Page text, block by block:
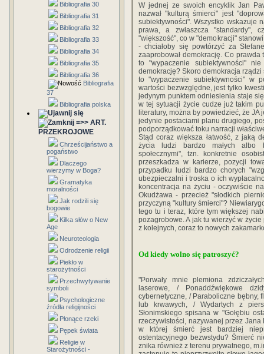
Bibliografia 30
Bibliografia 31
Bibliografia 32
Bibliografia 33
Bibliografia 34
Bibliografia 35
Bibliografia 36
Bibliografia
37
Bibliografia polska
=>> ART.
PRZEKROJOWE
Chrześcijaństwo a
pogaństwo
Dlaczego
wierzymy w Boga?
Gramatyka
moralności
Jak rodzili się
bogowie
Kilka słów o New
Age
Neuroteologia
Odrodzenie religii
Piekło w
starożytności
Przechwytywanie
symboli
Psychologiczne
źródła religijności
Płonące rzeki
Pępek świata
Religie w
Starożytności -
W jednej ze swoich encyklik Jan
nazwał "kulturą śmierci" jest
subiektywności". Wszystko wskazuje
prawa, a zwłaszcza "standardy",
"większość", co w "demokracji"
- chciałoby się powtórzyć za
zaaprobował demokrację. Co prawda
to "wypaczenie subiektywności"
demokrację? Skoro demokracja
to "wypaczenie subiektywności" w
wartości bezwzględne, jest tylko
jedynym punktem odniesienia staje
w tej sytuacji życie cudze już takim
literatury, można by powiedzieć, że
jedynie postaciami planu drugiego,
podporządkować toku narracji
Stąd coraz większa łatwość, z jaką
życia ludzi bardzo małych albo
społecznymi", tzn. konkretnie
przeszkadza w karierze, pozycji
przypadku ludzi bardzo chorych
ubezpieczalni i troska o ich
koncentracja na życiu - oczywiście
Okudżawa - przecież "słodkich
przyczyną "kultury śmierci"?
tego tu i teraz, które tym większej
pozagrobowe. A jak tu wierzyć w
z kolejnych, coraz to nowych
Od kiedy wolno się patroszyć?
"Porwały mnie plemiona
laserowe, / Ponaddźwiękowe
cybernetyczne, / Paraboliczne bębny,
lub krwawych, / Wydartych z
Słonimskiego spisana w "Gołębiu
rzeczywistości, nazywanej przez Jana
w której śmierć jest bardziej
ostentacyjnego bezwstydu? Śmierć
znika również z terenu prywatnego,